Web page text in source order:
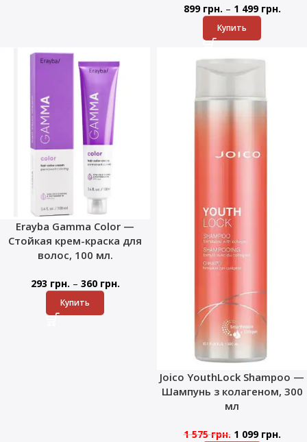
899 грн. – 1 499 грн.
Купить
Erayba Gamma Color —
Стойкая крем-краска для
волос, 100 мл.
293 грн. – 360 грн.
Купить
Joico YouthLock Shampoo —
Шампунь з колагеном, 300
мл
1 575грн. 1 099 грн.